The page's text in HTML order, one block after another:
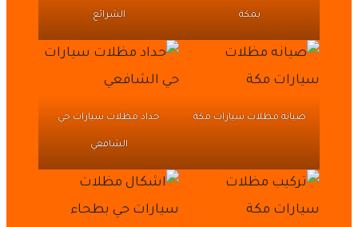
بمكة الشرائع
صيانه مظلات سيارات مكة حداد مظلات سيارات حي
الشافعي